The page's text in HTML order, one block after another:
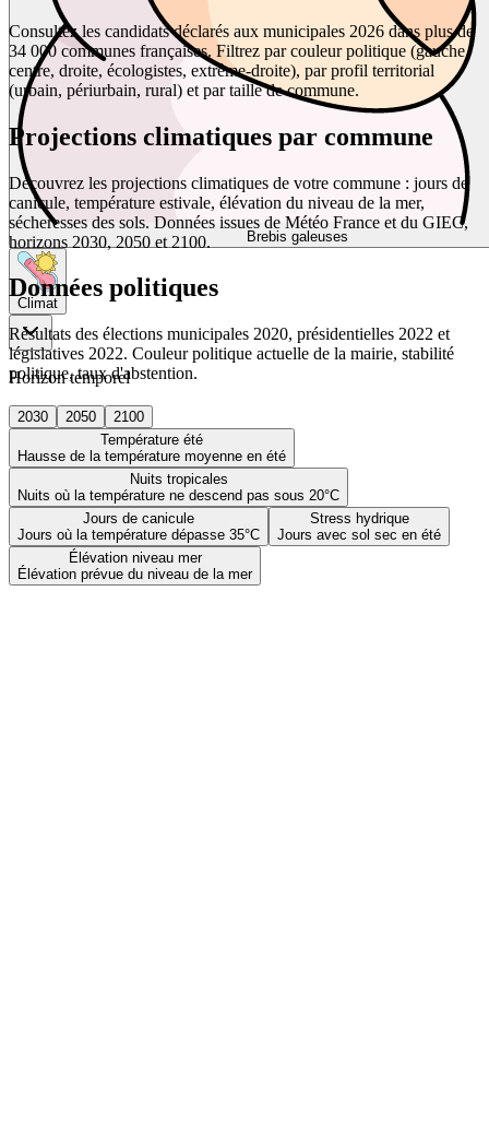
Brebis galeuses
Climat
Horizon temporel
2030 2050
2100
Température été
Hausse de la température moyenne en été
Nuits tropicales
Nuits où la température ne descend pas sous 20°C
Jours de canicule
Jours où la température dépasse 35°C
Stress hydrique
Jours avec sol sec en été
Élévation niveau mer
Élévation prévue du niveau de la mer
Consultez les candidats déclarés aux municipales 2026 dans plus de
34 000 communes françaises. Filtrez par couleur politique (gauche,
centre, droite, écologistes, extrême-droite), par profil territorial
(urbain, périurbain, rural) et par taille de commune.
Projections climatiques par commune
Découvrez les projections climatiques de votre commune : jours de
canicule, température estivale, élévation du niveau de la mer,
sécheresses des sols. Données issues de Météo France et du GIEC,
horizons 2030, 2050 et 2100.
Données politiques
Résultats des élections municipales 2020, présidentielles 2022 et
législatives 2022. Couleur politique actuelle de la mairie, stabilité
politique, taux d'abstention.